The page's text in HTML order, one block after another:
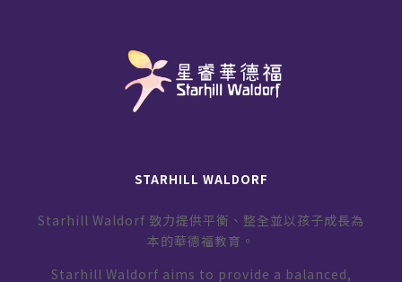
STARHILL WALDORF
Starhill Waldorf 致力提供平衡、整全並以孩子成長為
本的華德福教育。
Starhill Waldorf aims to provide a balanced,